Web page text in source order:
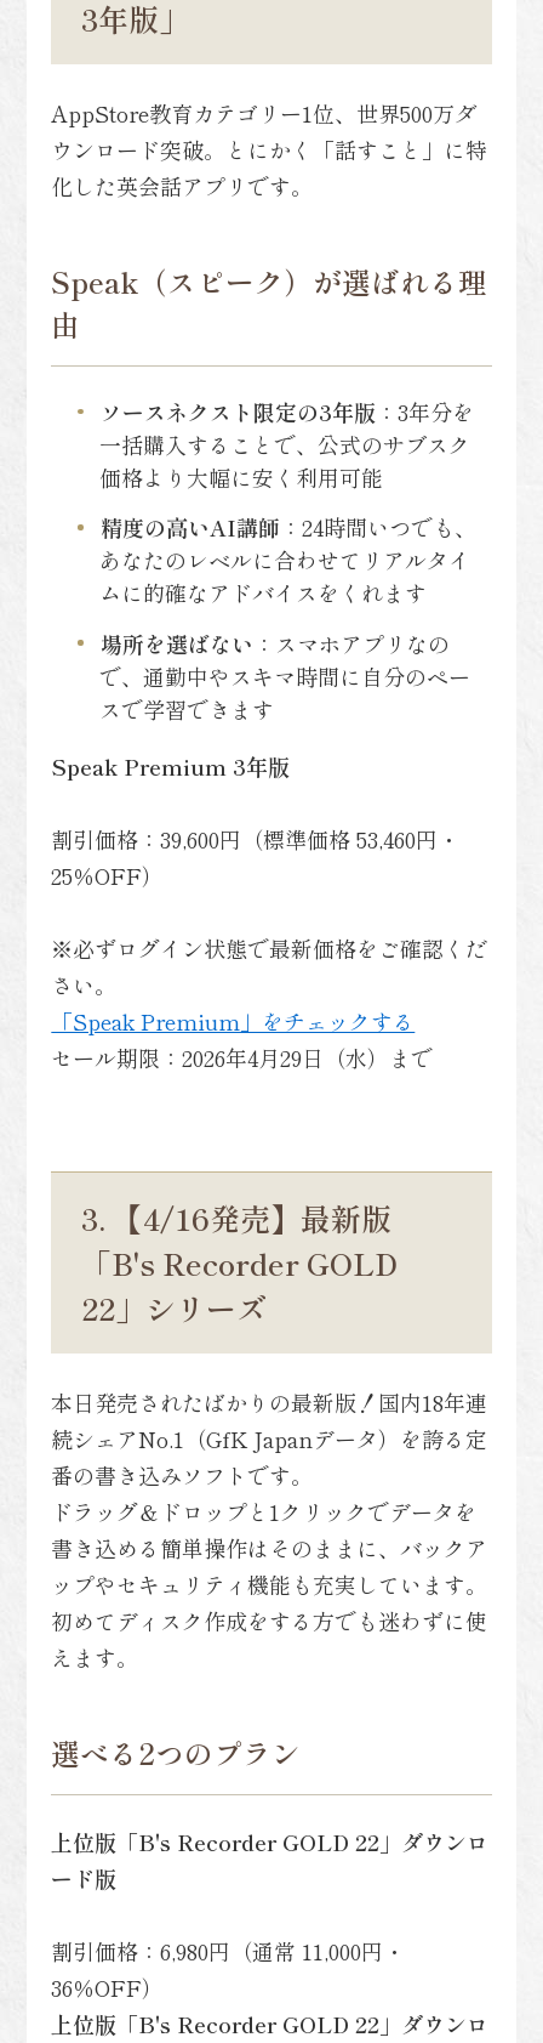
3年版」
AppStore教育カテゴリー1位、世界500万ダ
ウンロード突破。とにかく「話すこと」に特
化した英会話アプリです。
Speak（スピーク）が選ばれる理
由
ソースネクスト限定の3年版 ：3年分を
一括購入することで、公式のサブスク
価格より大幅に安く利用可能
精度の高いAI講師 ：24時間いつでも、
あなたのレベルに合わせてリアルタイ
ムに的確なアドバイスをくれます
場所を選ばない ：スマホアプリなの
で、通勤中やスキマ時間に自分のペー
スで学習できます
Speak Premium 3年版
割引価格：39,600円（標準価格 53,460円・
25％OFF）
※必ずログイン状態で最新価格をご確認くだ
さい。
「Speak Premium」をチェックする
セール期限：2026年4月29日（水）まで
3. 【4/16発売】最新版
「B's Recorder GOLD
22」シリーズ
本日発売されたばかりの最新版！国内18年連
続シェアNo.1（GfK Japanデータ）を誇る定
番の書き込みソフトです。
ドラッグ＆ドロップと1クリックでデータを
書き込める簡単操作はそのままに、バックア
ップやセキュリティ機能も充実しています。
初めてディスク作成をする方でも迷わずに使
えます。
選べる2つのプラン
上位版「B's Recorder GOLD 22」ダウンロ
ード版
割引価格：6,980円（通常 11,000円・
36％OFF）
上位版「B's Recorder GOLD 22」ダウンロ